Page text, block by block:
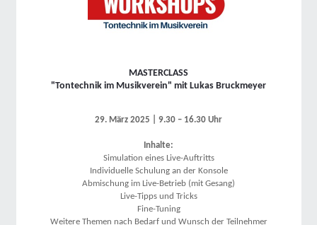
MASTERCLASS
"Tontechnik im Musikverein" mit Lukas Bruckmeyer
29. März 2025 | 9.30 – 16.30 Uhr
Inhalte:
Simulation eines Live-Auftritts
Individuelle Schulung an der Konsole
Abmischung im Live-Betrieb (mit Gesang)
Live-Tipps und Tricks
Fine-Tuning
Weitere Themen nach Bedarf und Wunsch der Teilnehmer